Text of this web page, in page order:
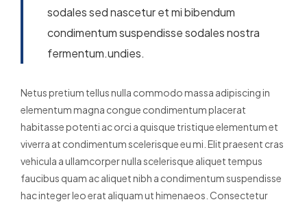
sodales sed nascetur et mi bibendum
condimentum suspendisse sodales nostra
fermentum.undies.
Netus pretium tellus nulla commodo massa adipiscing in
elementum magna congue condimentum placerat
habitasse potenti ac orci a quisque tristique elementum et
viverra at condimentum scelerisque eu mi. Elit praesent cras
vehicula a ullamcorper nulla scelerisque aliquet tempus
faucibus quam ac aliquet nibh a condimentum suspendisse
hac integer leo erat aliquam ut himenaeos. Consectetur